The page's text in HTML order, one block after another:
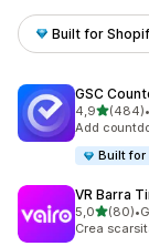
Built for
GSC
4,9stelle su
(484)
484 •
Add
Built for
VR Barra
5,0stelle su
(80)
80 •
Crea